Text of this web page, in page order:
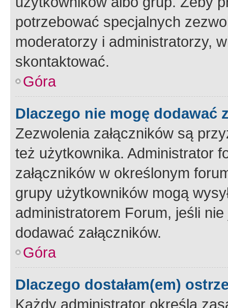
potrzebować specjalnych
moderatorzy i administratorzy,
skontaktować.
Góra
Dlaczego nie mogę dodawać
Zezwolenia załączników są
też użytkownika. Administrator
załączników w określonym
grupy użytkowników mogą
administratorem Forum, jeśli
dodawać załączników.
Góra
Dlaczego dostałam(em)
Każdy administrator określa